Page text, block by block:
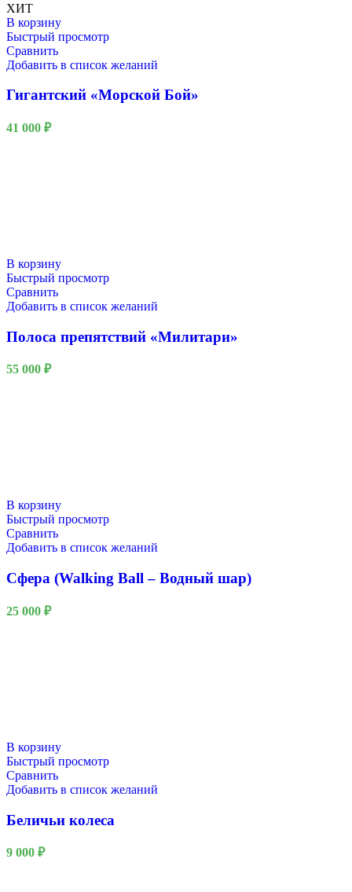
ХИТ
В корзину
Быстрый просмотр
Сравнить
Добавить в список желаний
Гигантский «Морской Бой»
41 000 ₽
В корзину
Быстрый просмотр
Сравнить
Добавить в список желаний
Полоса препятствий «Милитари»
55 000 ₽
В корзину
Быстрый просмотр
Сравнить
Добавить в список желаний
Сфера (Walking Ball – Водный шар)
25 000 ₽
В корзину
Быстрый просмотр
Сравнить
Добавить в список желаний
Беличьи колеса
9 000 ₽